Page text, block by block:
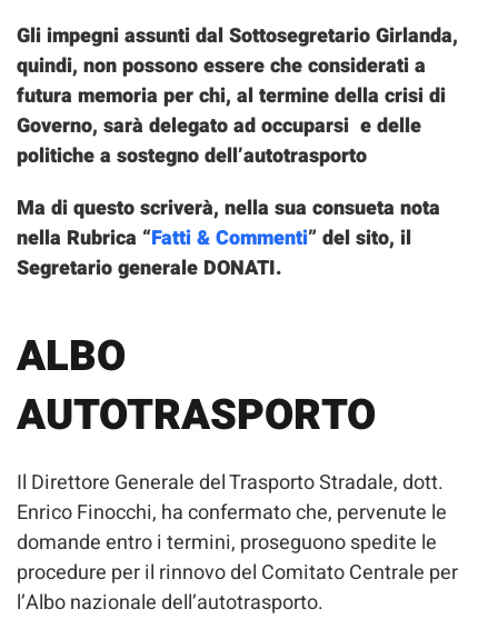
Gli impegni assunti dal Sottosegretario Girlanda,
quindi, non possono essere che considerati a
futura memoria per chi, al termine della crisi di
Governo, sarà delegato ad occuparsi e delle
politiche a sostegno dell’autotrasporto
Ma di questo scriverà, nella sua consueta nota
nella Rubrica “Fatti & Commenti” del sito, il
Segretario generale DONATI.
ALBO
AUTOTRASPORTO
Il Direttore Generale del Trasporto Stradale, dott.
Enrico Finocchi, ha confermato che, pervenute le
domande entro i termini, proseguono spedite le
procedure per il rinnovo del Comitato Centrale per
l’Albo nazionale dell’autotrasporto.